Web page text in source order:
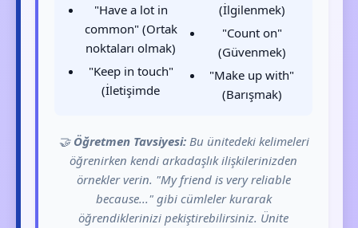
"Have a lot in
common" (Ortak
noktaları olmak)
"Keep in touch"
(İletişimde
(İlgilenmek)
"Count on"
(Güvenmek)
"Make up with"
(Barışmak)
🤝 Öğretmen Tavsiyesi:Bu ünitedeki kelimeleri
öğrenirken kendi arkadaşlık ilişkilerinizden
örnekler verin. "My friend is very reliable
because..." gibi cümleler kurarak
öğrendiklerinizi pekiştirebilirsiniz. Ünite